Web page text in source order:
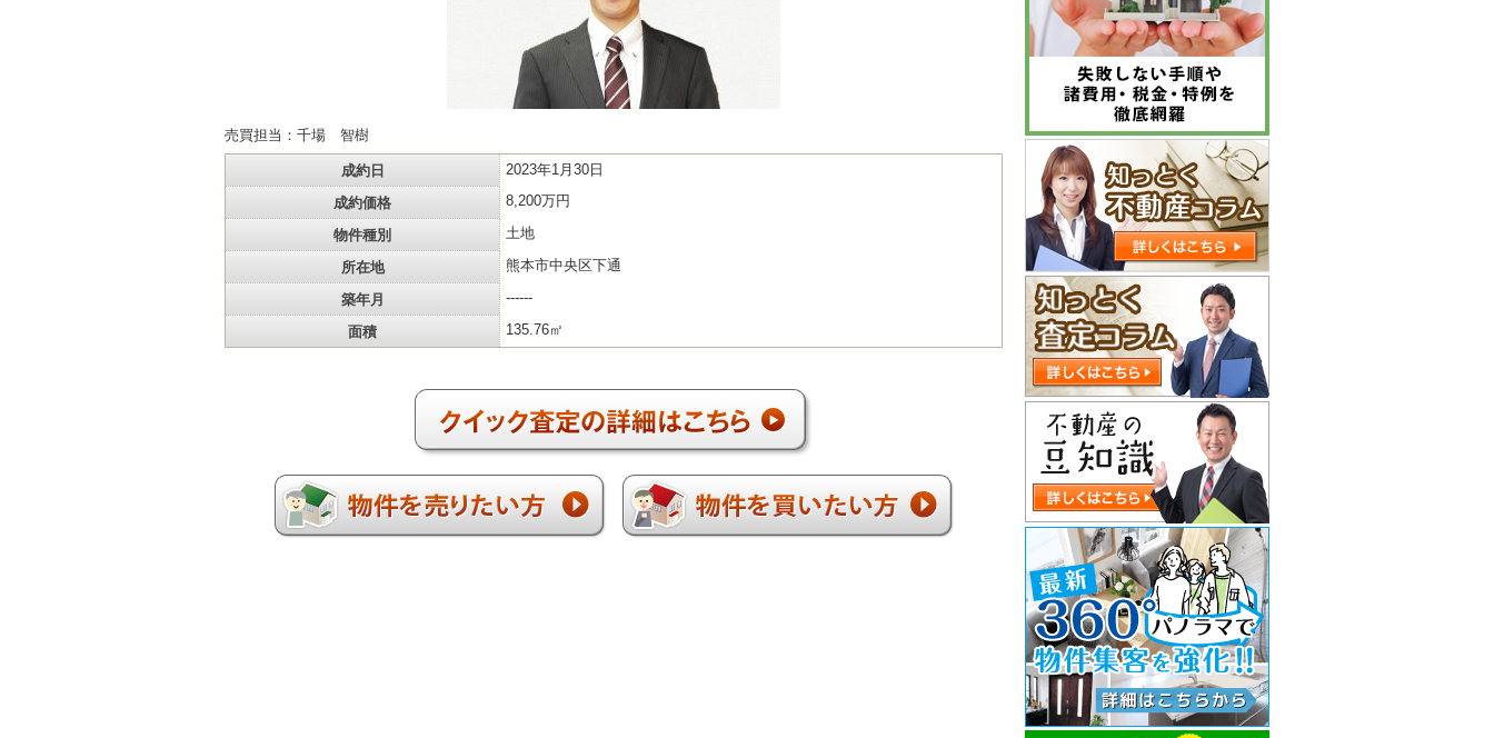
売買担当：千場 智樹
成約日 2023年1月30日
成約価格 8,200万円
物件種別 土地
所在地 熊本市中央区下通
築年月 ------
面積 135.76㎡